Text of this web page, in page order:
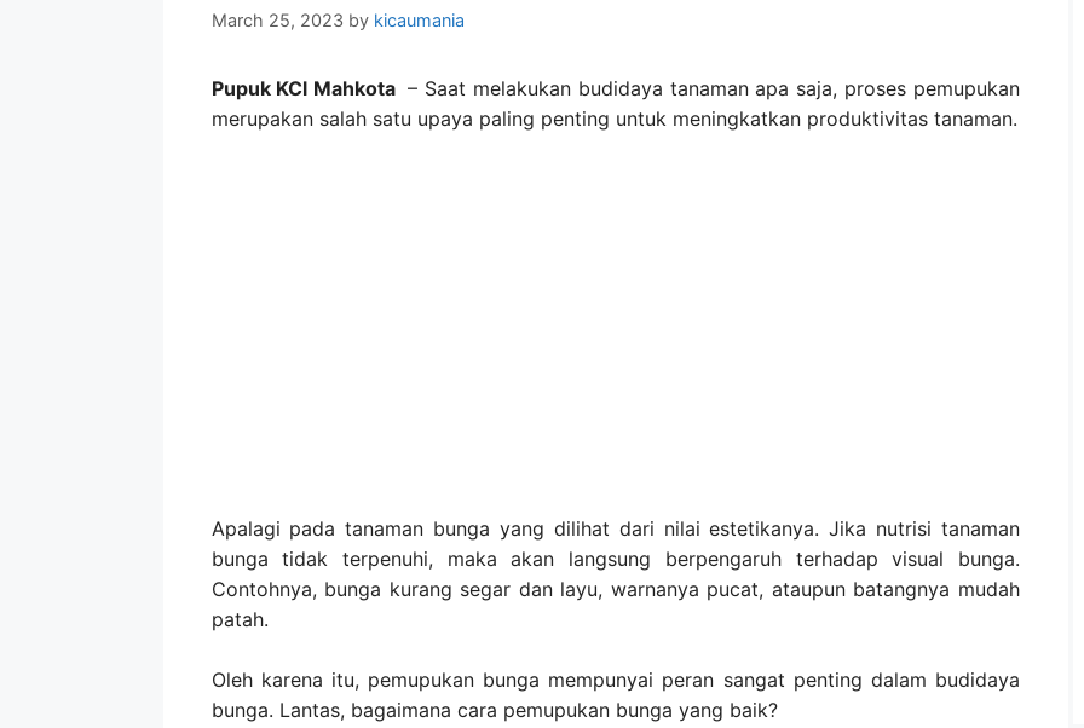
March 25, 2023 by kicaumania
Pupuk KCl Mahkota – Saat melakukan budidaya tanaman apa saja, proses pemupukan
merupakan salah satu upaya paling penting untuk meningkatkan produktivitas tanaman.
Apalagi pada tanaman bunga yang dilihat dari nilai estetikanya. Jika nutrisi tanaman
bunga tidak terpenuhi, maka akan langsung berpengaruh terhadap visual bunga.
Contohnya, bunga kurang segar dan layu, warnanya pucat, ataupun batangnya mudah
patah.
Oleh karena itu, pemupukan bunga mempunyai peran sangat penting dalam budidaya
bunga. Lantas, bagaimana cara pemupukan bunga yang baik?